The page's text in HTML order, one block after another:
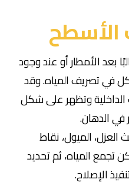
بعد الأمطار أو عند وجود
في تصريف المياه. وقد
وتظهر على شكل
الدهان.
الميول، نقاط
تجمع المياه، ثم تحديد
الإصلاح.